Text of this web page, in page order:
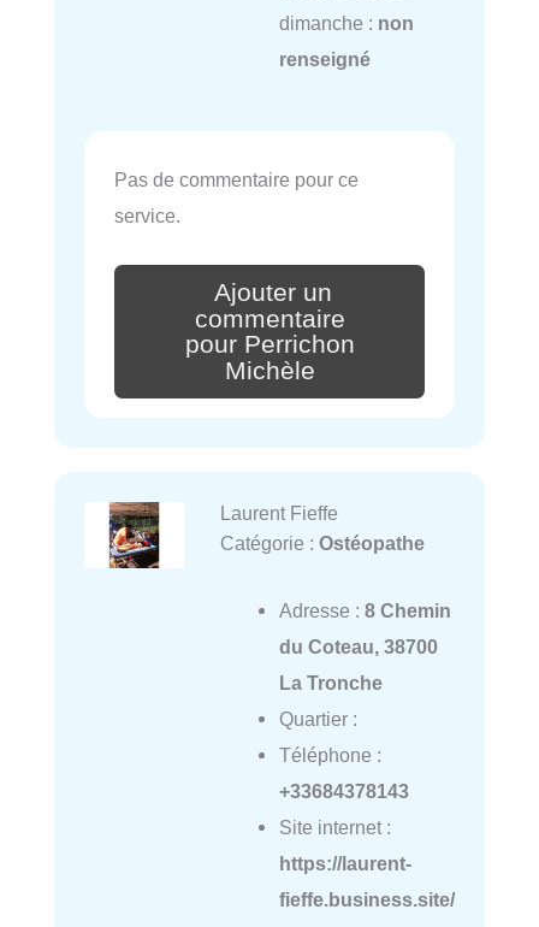
dimanche : non
renseigné
Pas de commentaire pour ce
service.
Ajouter un
commentaire
pour Perrichon
Michèle
Laurent Fieffe
Catégorie : Ostéopathe
Adresse : 8 Chemin
du Coteau, 38700
La Tronche
Quartier :
Téléphone :
+33684378143
Site internet :
https://laurent-
fieffe.business.site/